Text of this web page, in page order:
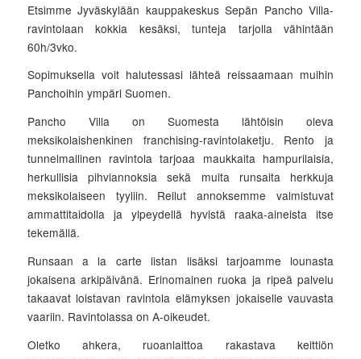
Etsimme Jyväskylään kauppakeskus Sepän Pancho Villa-
ravintolaan kokkia kesäksi, tunteja tarjolla vähintään
60h/3vko.
Sopimuksella voit halutessasi lähteä reissaamaan muihin
Panchoihin ympäri Suomen.
Pancho Villa on Suomesta lähtöisin oleva
meksikolaishenkinen franchising-ravintolaketju. Rento ja
tunnelmallinen ravintola tarjoaa maukkaita hampurilaisia,
herkullisia pihviannoksia sekä muita runsaita herkkuja
meksikolaiseen tyyliin. Reilut annoksemme valmistuvat
ammattitaidolla ja ylpeydellä hyvistä raaka-aineista itse
tekemällä.
Runsaan a la carte listan lisäksi tarjoamme lounasta
jokaisena arkipäivänä. Erinomainen ruoka ja ripeä palvelu
takaavat loistavan ravintola elämyksen jokaiselle vauvasta
vaariin. Ravintolassa on A-oikeudet.
Oletko ahkera, ruoanlaittoa rakastava keittiön